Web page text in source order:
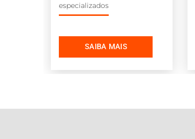
especializados